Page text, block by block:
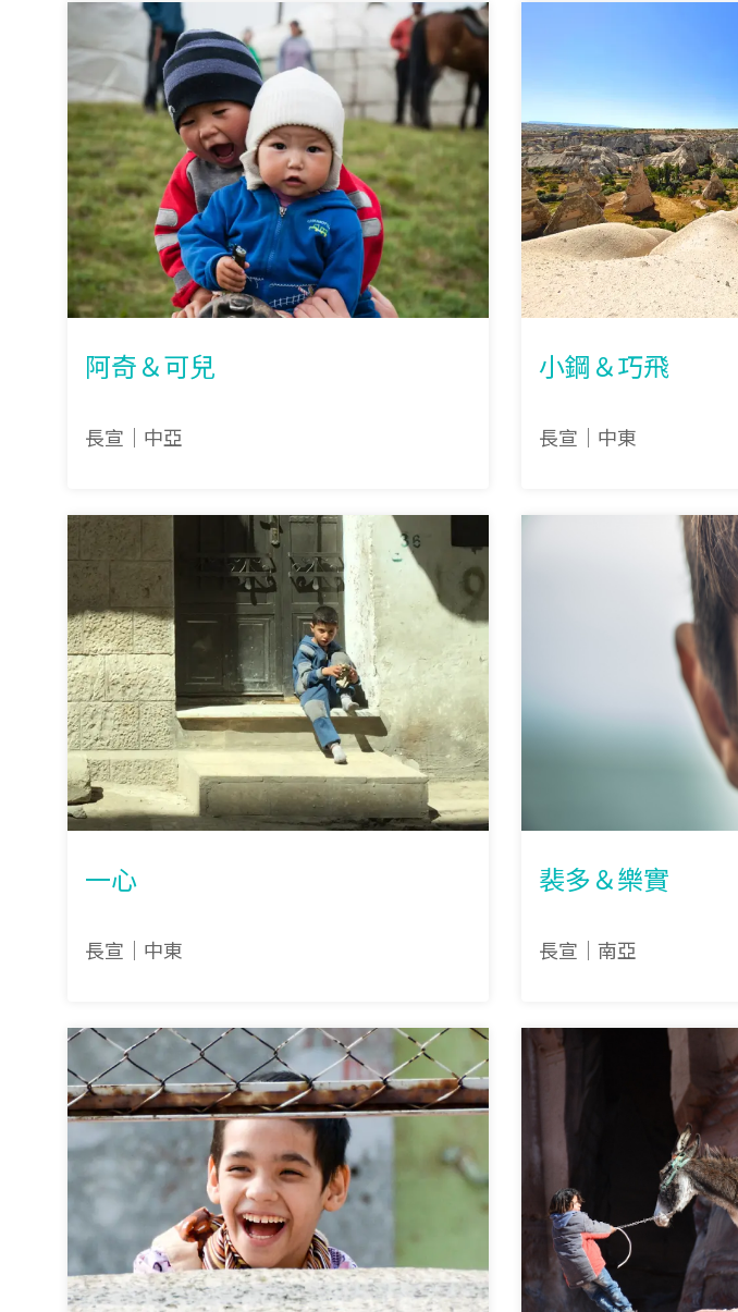
阿奇＆可兒
長宣｜中亞
小鋼＆巧飛
長宣｜中東
一心
長宣｜中東
裴多＆樂實
長宣｜南亞